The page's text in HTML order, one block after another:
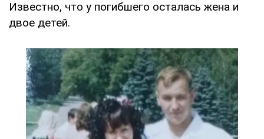
Известно, что у погибшего осталась жена и
двое детей.